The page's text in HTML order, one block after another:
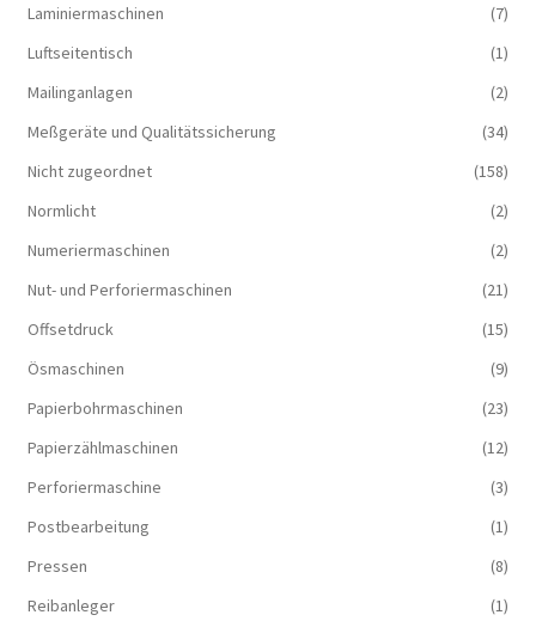
Laminiermaschinen
(7)
Luftseitentisch
(1)
Mailinganlagen
(2)
Meßgeräte und Qualitätssicherung
(34)
Nicht zugeordnet
(158)
Normlicht
(2)
Numeriermaschinen
(2)
Nut- und Perforiermaschinen
(21)
Offsetdruck
(15)
Ösmaschinen
(9)
Papierbohrmaschinen
(23)
Papierzählmaschinen
(12)
Perforiermaschine
(3)
Postbearbeitung
(1)
Pressen
(8)
Reibanleger
(1)